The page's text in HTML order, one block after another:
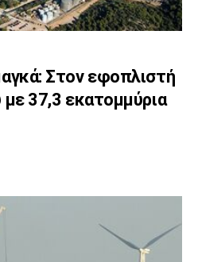
Στον εφοπλιστή
37,3 εκατομμύρια